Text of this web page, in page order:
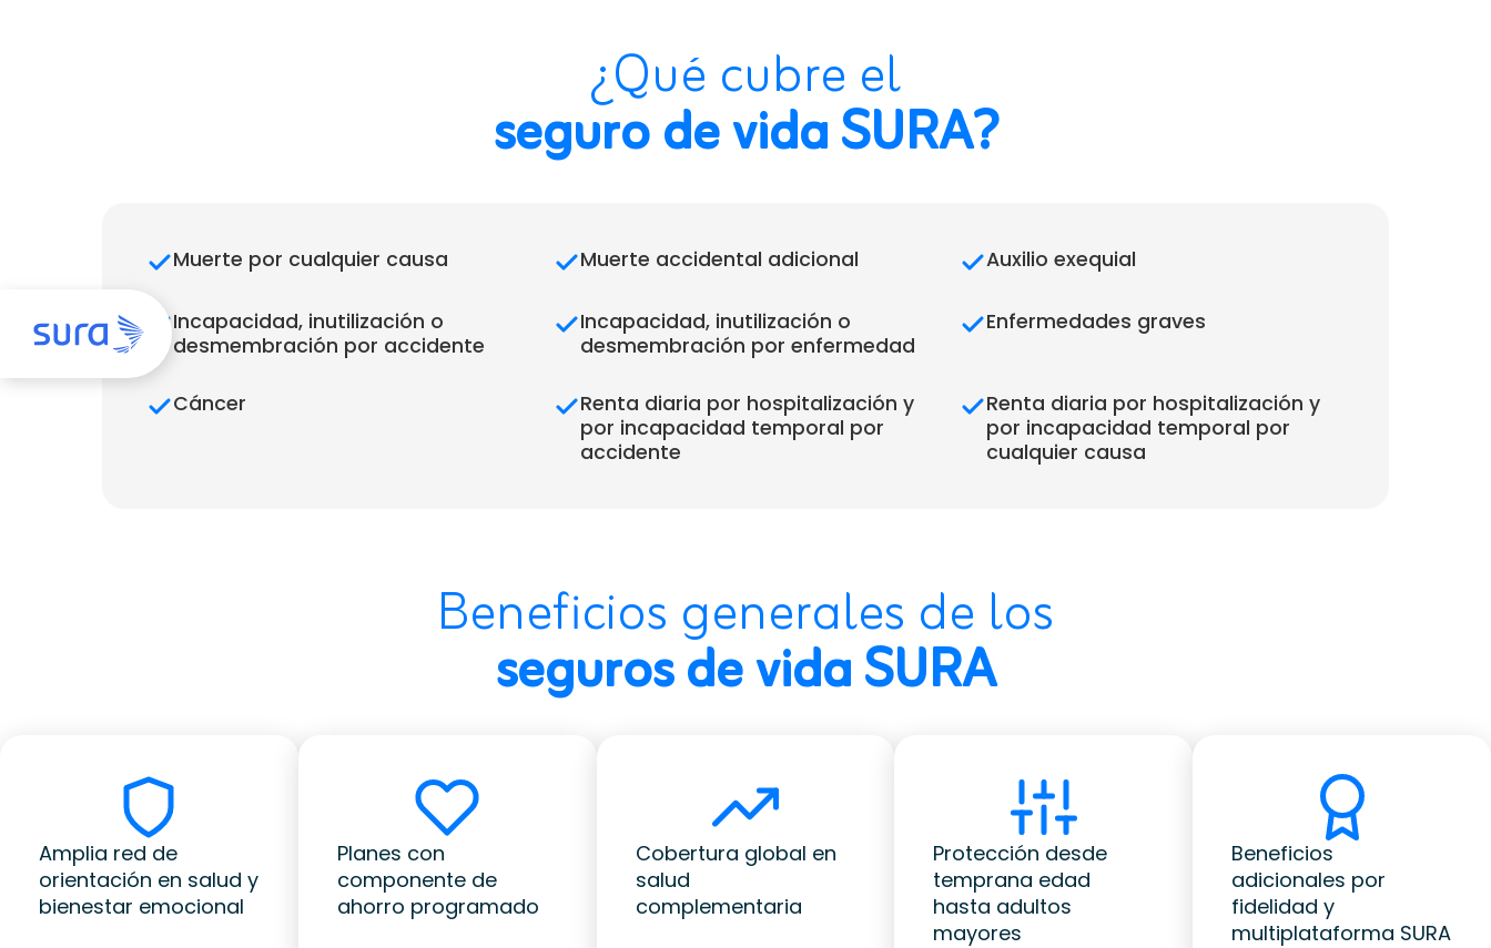
¿Qué cubre el
seguro de vida SURA?
Muerte por cualquier causa Muerte accidental adicional Auxilio exequial
Incapacidad, inutilización o
desmembración por accidente
Incapacidad, inutilización o
desmembración por enfermedad
Enfermedades graves
Cáncer
Renta diaria por hospitalización y
por incapacidad temporal por
accidente
Renta diaria por hospitalización y
por incapacidad temporal por
cualquier causa
Beneficios generales de los
seguros de vida SURA
Amplia red de
orientación en salud y
bienestar emocional
Planes con
componente de
ahorro programado
Cobertura global en
salud
complementaria
Protección desde
temprana edad
hasta adultos
mayores
Beneficios
adicionales por
fidelidad y
multiplataforma SURA